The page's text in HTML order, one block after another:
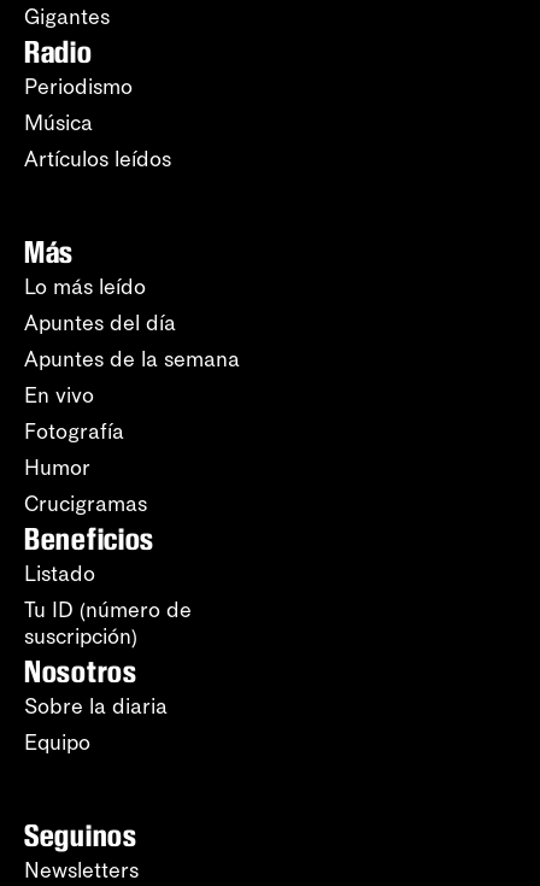
Gigantes
Radio
Periodismo
Música
Artículos leídos
Más
Lo más leído
Apuntes del día
Apuntes de la semana
En vivo
Fotografía
Humor
Crucigramas
Beneficios
Listado
Tu ID (número de
suscripción)
Nosotros
Sobre la diaria
Equipo
Seguinos
Newsletters